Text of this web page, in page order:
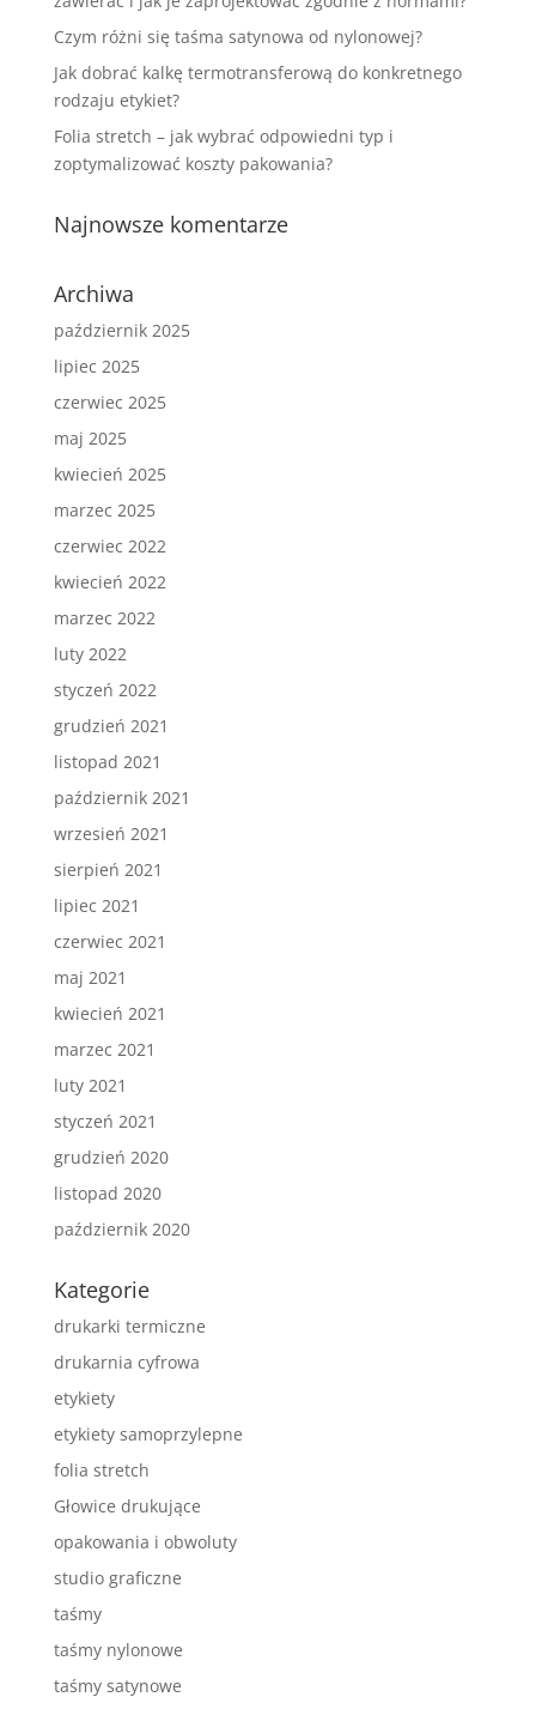
Czym różni się taśma satynowa od nylonowej?
Jak dobrać kalkę termotransferową do konkretnego
rodzaju etykiet?
Folia stretch – jak wybrać odpowiedni typ i
zoptymalizować koszty pakowania?
Najnowsze komentarze
Archiwa
październik 2025
lipiec 2025
czerwiec 2025
maj 2025
kwiecień 2025
marzec 2025
czerwiec 2022
kwiecień 2022
marzec 2022
luty 2022
styczeń 2022
grudzień 2021
listopad 2021
październik 2021
wrzesień 2021
sierpień 2021
lipiec 2021
czerwiec 2021
maj 2021
kwiecień 2021
marzec 2021
luty 2021
styczeń 2021
grudzień 2020
listopad 2020
październik 2020
Kategorie
drukarki termiczne
drukarnia cyfrowa
etykiety
etykiety samoprzylepne
folia stretch
Głowice drukujące
opakowania i obwoluty
studio graficzne
taśmy
taśmy nylonowe
taśmy satynowe